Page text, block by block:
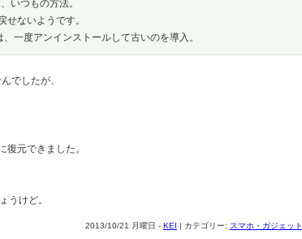
いつもの方法。
ないようです。
一度アンインストールして古いのを導入。
でしたが、
元できました。
うけど。
2013/10/21 月曜日 - KEI | カテゴリー: スマホ・ガジェット